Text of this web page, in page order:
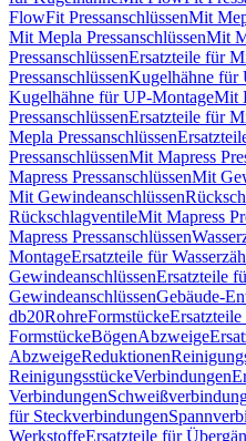
FlowFit PressanschlüssenMit
Mit Mepla PressanschlüssenMit
PressanschlüssenErsatzteile für
PressanschlüssenKugelhähne für
Kugelhähne für UP-MontageMit
PressanschlüssenErsatzteile für
Mepla Pressanschlüssen
PressanschlüssenMit Mapress
Mapress PressanschlüssenMit
Mit Gewindeanschlüssen
RückschlagventileMit Mapress
Mapress Pressanschlüssen
MontageErsatzteile für
GewindeanschlüssenErsatzteile
GewindeanschlüssenGebäude-
db20RohreFormstücke
FormstückeBögenAbzweige
AbzweigeReduktionen
ReinigungsstückeVerbindungen
Verbindungen
für Steckverbindungen
WerkstoffeErsatzteile für